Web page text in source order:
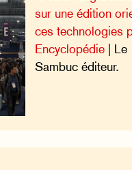
sur une édition
ces technologies
Encyclopédie| Le
Sambuc éditeur.